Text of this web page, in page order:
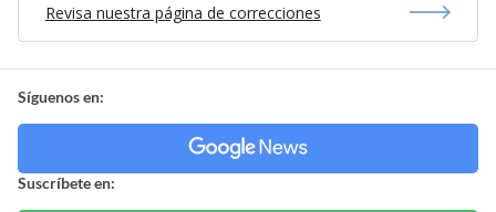
Revisa nuestra página de correcciones
Síguenos en:
Suscríbete en: